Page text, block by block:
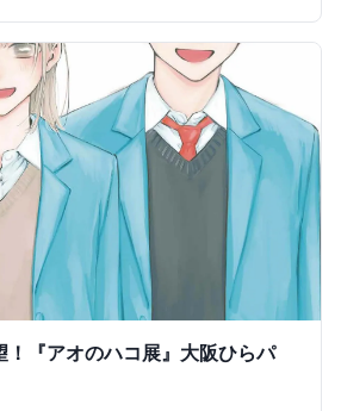
！『アオのハコ展』大阪ひらパ